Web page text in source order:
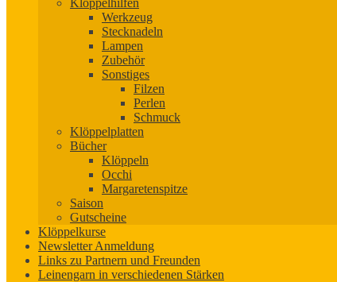
Klöppelhilfen
Werkzeug
Stecknadeln
Lampen
Zubehör
Sonstiges
Filzen
Perlen
Schmuck
Klöppelplatten
Bücher
Klöppeln
Occhi
Margaretenspitze
Saison
Gutscheine
Klöppelkurse
Newsletter Anmeldung
Links zu Partnern und Freunden
Leinengarn in verschiedenen Stärken